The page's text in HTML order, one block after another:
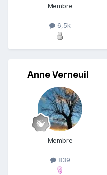
Membre
6,5k
Anne Verneuil
Membre
839